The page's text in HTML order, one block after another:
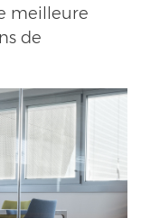
meilleure
de